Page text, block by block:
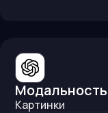
Модальность
Картинки